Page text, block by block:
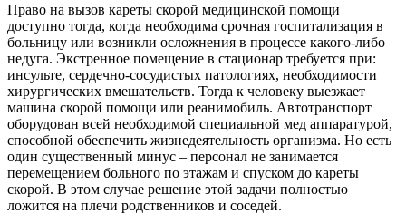
Право на вызов кареты скорой медицинской помощи
доступно тогда, когда необходима срочная госпитализация в
больницу или возникли осложнения в процессе какого-либо
недуга. Экстренное помещение в стационар требуется при:
инсульте, сердечно-сосудистых патологиях, необходимости
хирургических вмешательств. Тогда к человеку выезжает
машина скорой помощи или реанимобиль. Автотранспорт
оборудован всей необходимой специальной мед аппаратурой,
способной обеспечить жизнедеятельность организма. Но есть
один существенный минус – персонал не занимается
перемещением больного по этажам и спуском до кареты
скорой. В этом случае решение этой задачи полностью
ложится на плечи родственников и соседей.